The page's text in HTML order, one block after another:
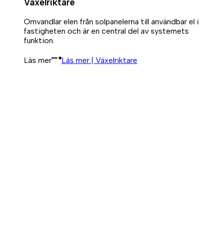
Omvandlar elen från solpanelerna till användbar el i
fastigheten och är en central del av systemets
funktion.
Läs mer Läs mer | Växelriktare